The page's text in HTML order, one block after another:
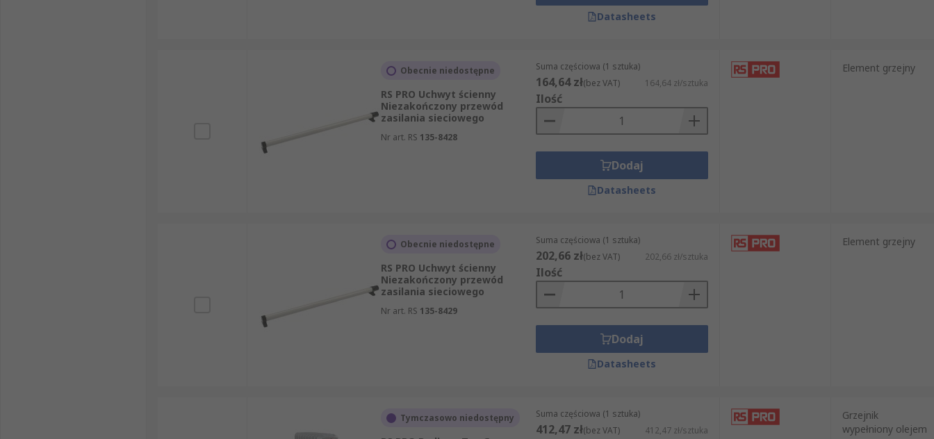
Datasheets
Obecnie niedostępne
RS PRO Uchwyt ścienny
Niezakończony przewód
zasilania sieciowego
Nr art. RS 135-8428
Suma częściowa (1 sztuka)
164,64 zł(bez VAT) 164,64 zł/sztuka
Ilość
Dodaj
Datasheets
Element grzejny
Obecnie niedostępne
RS PRO Uchwyt ścienny
Niezakończony przewód
zasilania sieciowego
Nr art. RS 135-8429
Suma częściowa (1 sztuka)
202,66 zł(bez VAT) 202,66 zł/sztuka
Ilość
Dodaj
Datasheets
Element grzejny
Tymczasowo niedostępny Suma częściowa (1 sztuka)
412,47 zł(bez VAT) 412,47 zł/sztuka
Grzejnik
wypełniony olejem